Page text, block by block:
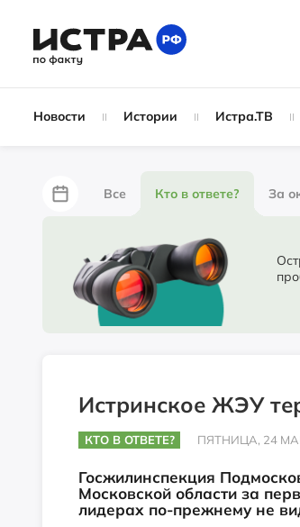
Новости Истории Истра.ТВ
Все Кто в ответе? За
Не по лжи!
Партнёрский материал
Истринское ЖЭУ
КТО В ОТВЕТЕ? ПЯТНИЦА, 24
Госжилинспекция
Московской области за
лидерах по-прежнему не